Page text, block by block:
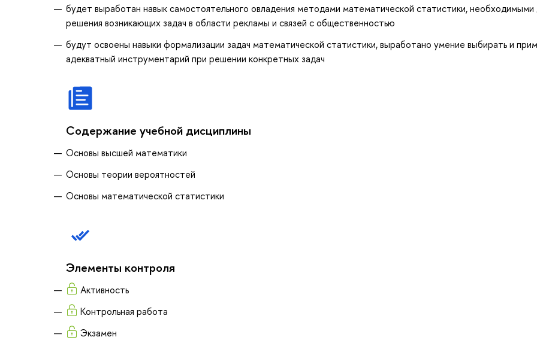
будет выработан навык самостоятельного овладения методами математической статистики, необходимыми
решения возникающих задач в области рекламы и связей с общественностью
будут освоены навыки формализации задач математической статистики, выработано умение выбирать и
адекватный инструментарий при решении конкретных задач
Содержание учебной дисциплины
Основы высшей математики
Основы теории вероятностей
Основы математической статистики
Элементы контроля
Активность
Контрольная работа
Экзамен